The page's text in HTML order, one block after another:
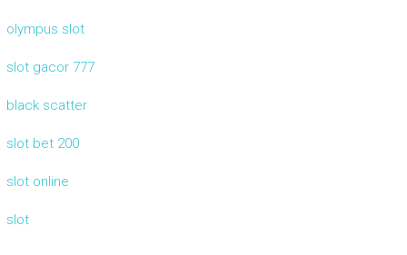
olympus slot
slot gacor 777
black scatter
slot bet 200
slot online
slot